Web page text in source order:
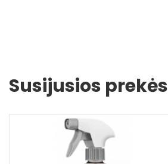
Susijusios prekės